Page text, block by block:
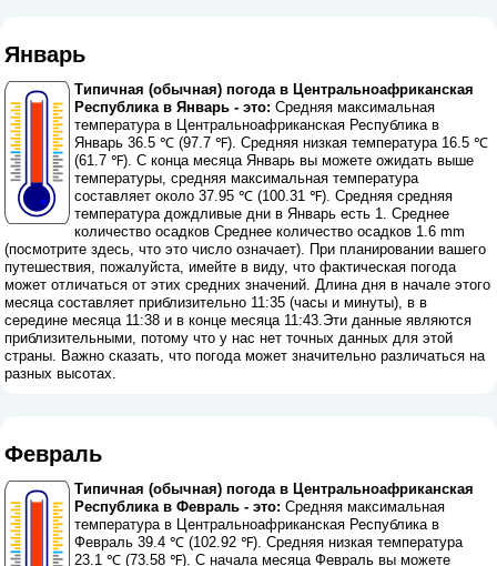
Январь
Типичная (обычная) погода в Центральноафриканская
Республика в Январь - это: Средняя максимальная
температура в Центральноафриканская Республика в
Январь 36.5 ℃ (97.7 ℉). Средняя низкая температура 16.5 ℃
(61.7 ℉). С конца месяца Январь вы можете ожидать выше
температуры, средняя максимальная температура
составляет около 37.95 ℃ (100.31 ℉). Средняя средняя
температура дождливые дни в Январь есть 1. Среднее
количество осадков Среднее количество осадков 1.6 mm
(посмотрите здесь, что это число означает). При планировании вашего
путешествия, пожалуйста, имейте в виду, что фактическая погода
может отличаться от этих средних значений. Длина дня в начале этого
месяца составляет приблизительно 11:35 (часы и минуты), в в
середине месяца 11:38 и в конце месяца 11:43.Эти данные являются
приблизительными, потому что у нас нет точных данных для этой
страны. Важно сказать, что погода может значительно различаться на
разных высотах.
Февраль
Типичная (обычная) погода в Центральноафриканская
Республика в Февраль - это: Средняя максимальная
температура в Центральноафриканская Республика в
Февраль 39.4 ℃ (102.92 ℉). Средняя низкая температура
23.1 ℃ (73.58 ℉). С начала месяца Февраль вы можете